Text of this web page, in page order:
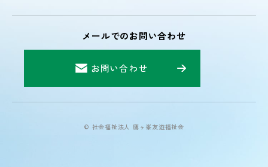
メールでのお問い合わせ
お問い合わせ
© 社会福祉法人 鷹ヶ峯友遊福祉会